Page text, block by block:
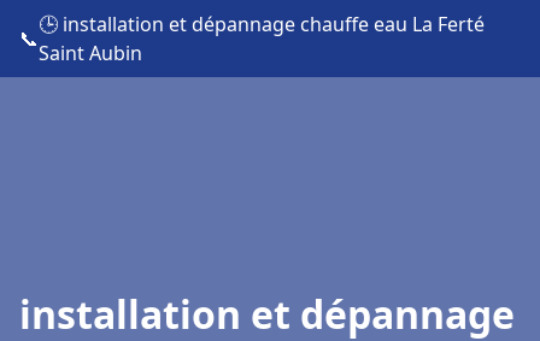
📞
🕒 installation et dépannage chauffe eau La Ferté
Saint Aubin
installation et dépannage